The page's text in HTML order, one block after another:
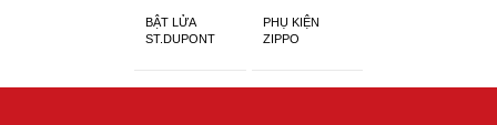
BẬT LỬA
ST.DUPONT
PHỤ KIỆN
ZIPPO